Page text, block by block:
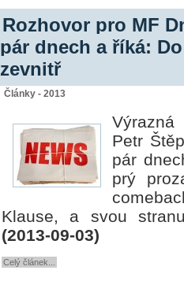
Rozhovor pro MF
pár dnech a říká:
zevnitř
Články - 2013
Petr
pár
prý
Klause, a svou
(2013-09-03)
Celý článek...